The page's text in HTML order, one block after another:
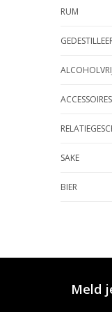
RUM
ACCESSOIRES
SAKE
BIER
Meld